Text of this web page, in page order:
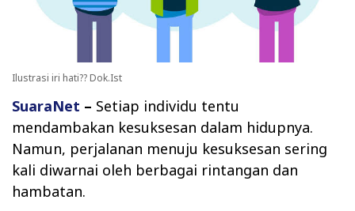
Ilustrasi iri hati?? Dok.Ist
SuaraNet – Setiap individu tentu
mendambakan kesuksesan dalam hidupnya.
Namun, perjalanan menuju kesuksesan sering
kali diwarnai oleh berbagai rintangan dan
hambatan.